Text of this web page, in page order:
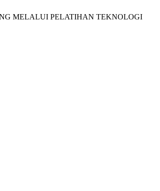
MELALUI PELATIHAN TEKNOLOGI